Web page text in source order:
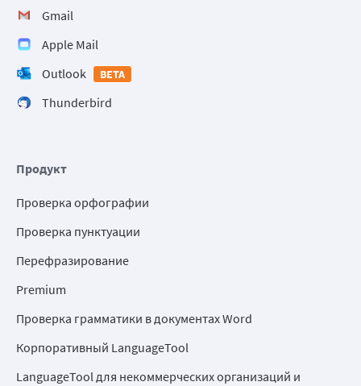
Gmail
Apple Mail
Outlook
BETA
Thunderbird
Продукт
Проверка орфографии
Проверка пунктуации
Перефразирование
Premium
Проверка грамматики в документах Word
Корпоративный LanguageTool
LanguageTool для некоммерческих организаций и